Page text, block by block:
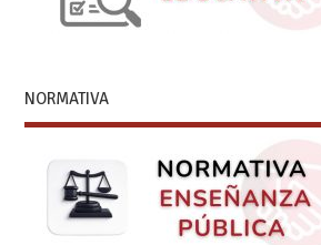
NORMATIVA